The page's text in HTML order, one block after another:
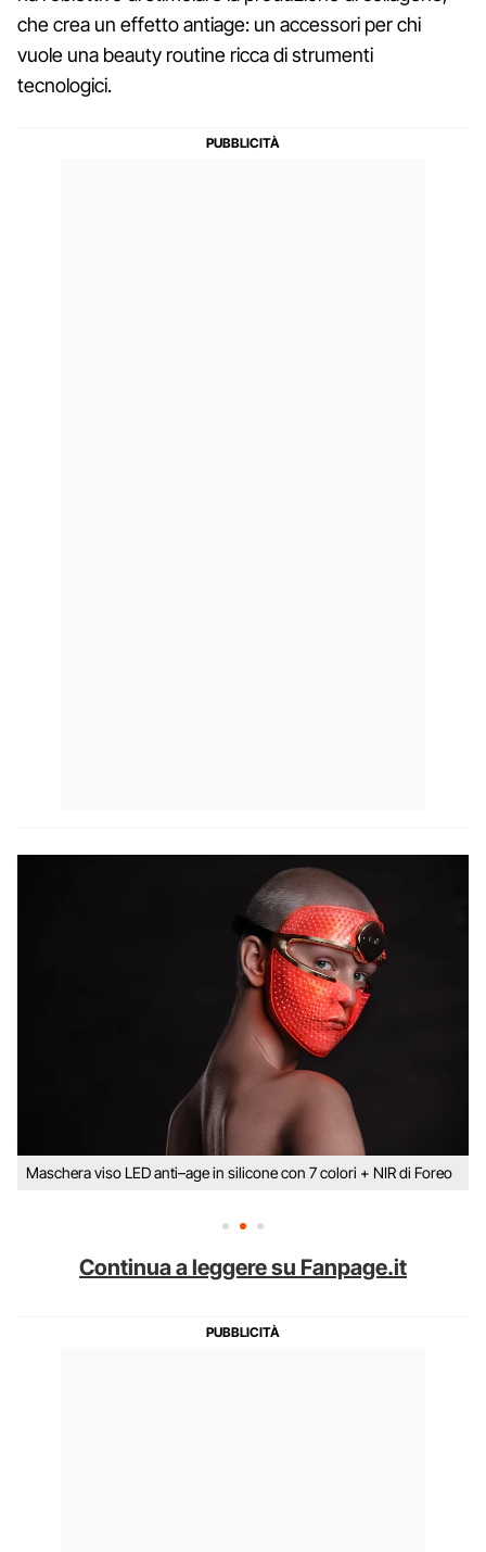
che crea un effetto antiage: un accessori per chi
vuole una beauty routine ricca di strumenti
tecnologici.
Maschera viso LED anti–age in silicone con 7 colori + NIR di Foreo
Continua a leggere su Fanpage.it